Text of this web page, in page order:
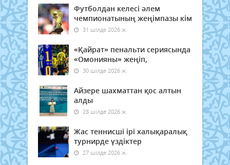
Футболдан келесі әлем
чемпионатының жеңімпазы кім
31 шілде 2026 ж.
«Қайрат» пенальти сериясында
«Омонияны» жеңіп,
30 шілде 2026 ж.
Айзере шахматтан қос алтын
алды
28 шілде 2026 ж.
Жас теннисші ірі халықаралық
турнирде үздіктер
27 шілде 2026 ж.